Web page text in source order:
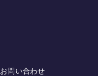
お問い合わせ